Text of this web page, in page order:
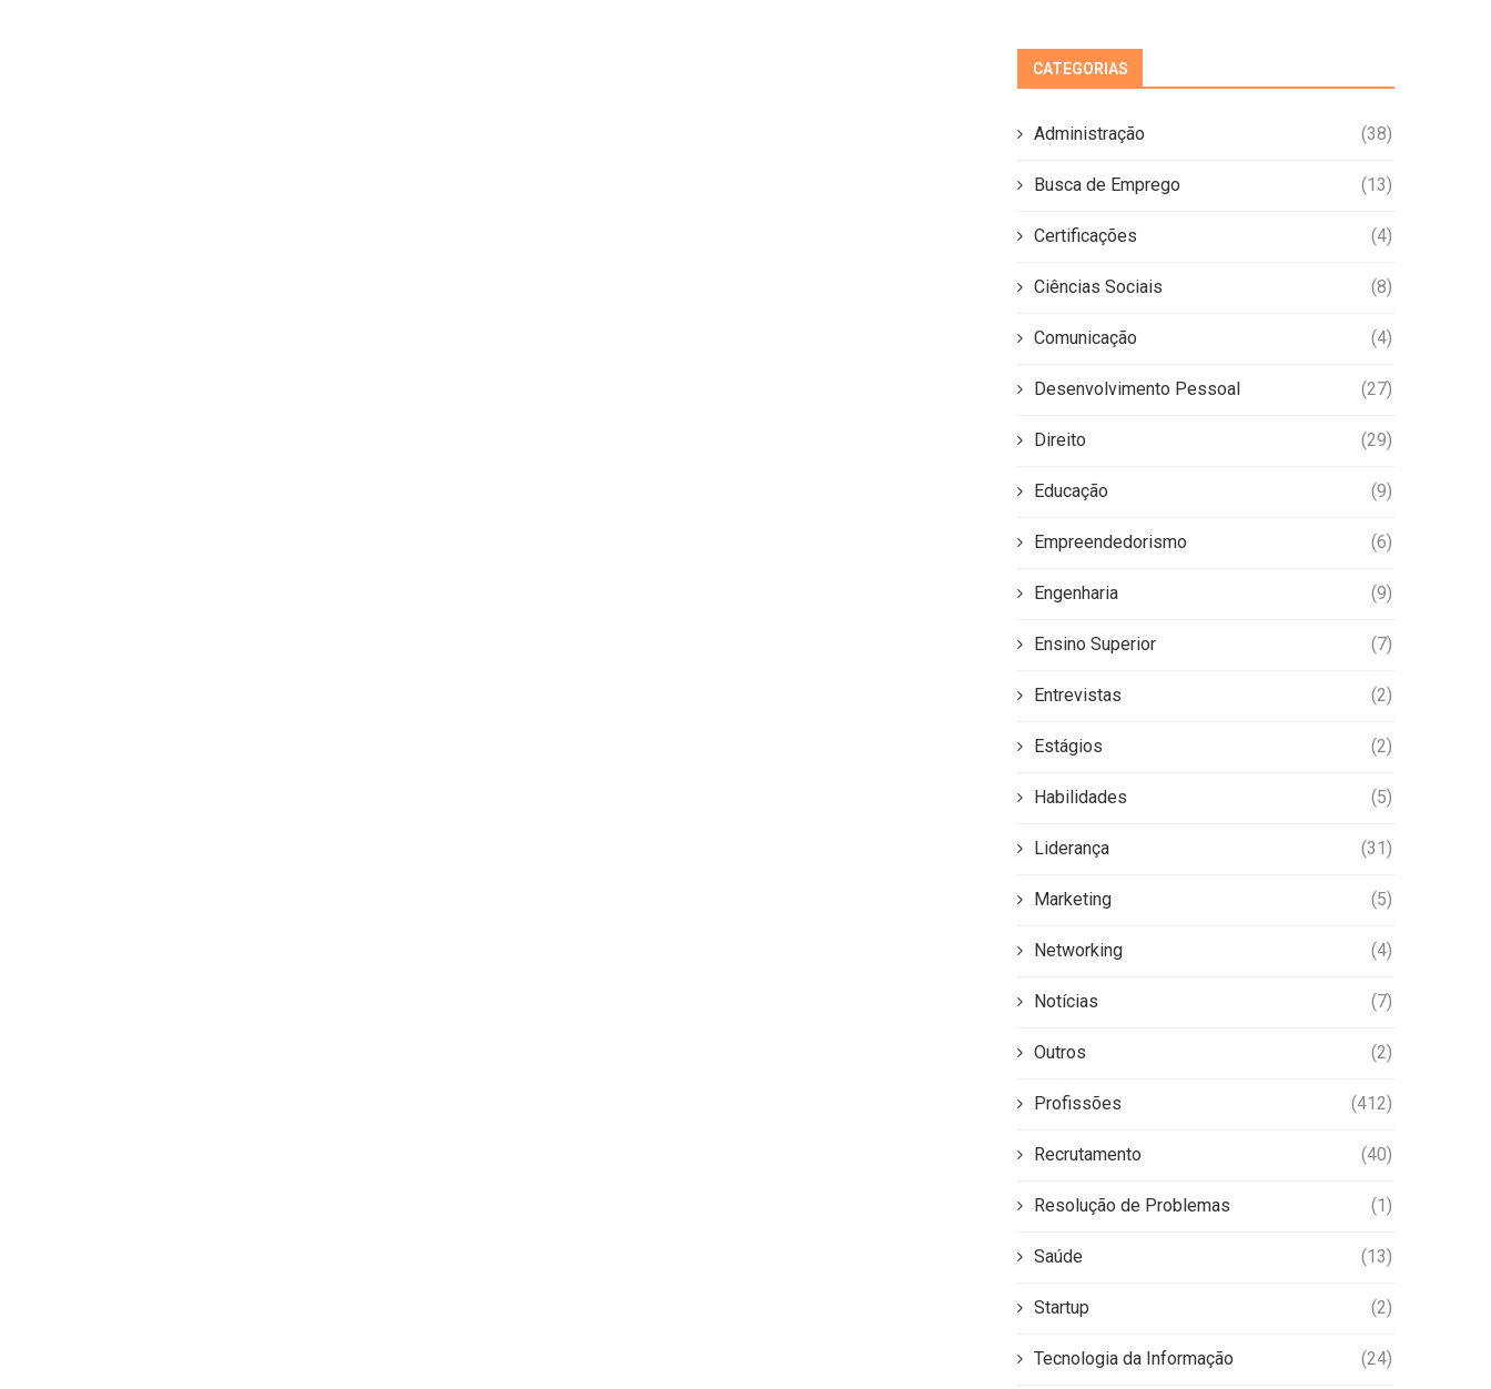
CATEGORIAS
Administração (38)
Busca de Emprego (13)
Certificações (4)
Ciências Sociais (8)
Comunicação (4)
Desenvolvimento Pessoal (27)
Direito (29)
Educação (9)
Empreendedorismo (6)
Engenharia (9)
Ensino Superior (7)
Entrevistas (2)
Estágios (2)
Habilidades (5)
Liderança (31)
Marketing (5)
Networking (4)
Notícias (7)
Outros (2)
Profissões (412)
Recrutamento (40)
Resolução de Problemas (1)
Saúde (13)
Startup (2)
Tecnologia da Informação (24)